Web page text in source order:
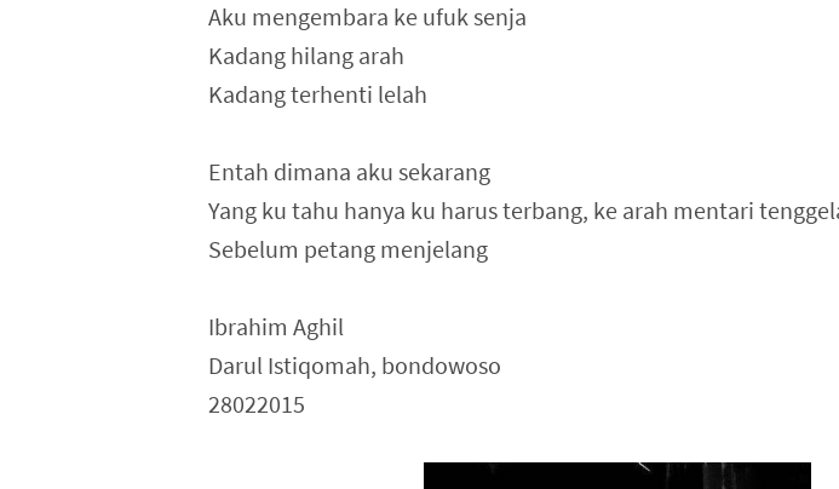
Aku mengembara ke ufuk senja
Kadang hilang arah
Kadang terhenti lelah
Entah dimana aku sekarang
Yang ku tahu hanya ku harus terbang, ke arah mentari
Sebelum petang menjelang
Ibrahim Aghil
Darul Istiqomah, bondowoso
28022015